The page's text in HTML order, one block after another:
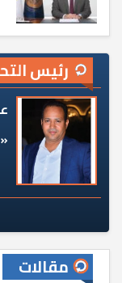
رئيس
مقالات